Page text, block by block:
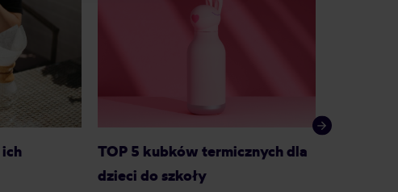
TOP 5 kubków termicznych dla
dzieci do szkoły